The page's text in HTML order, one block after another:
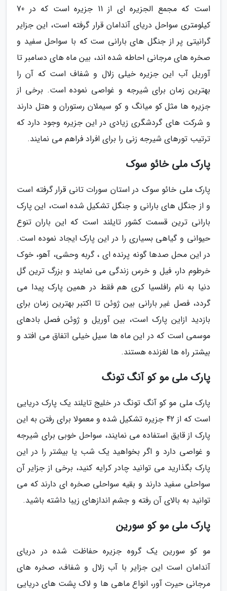
است که مجمع الجزیره ای از 11 جزیره است که در 70
کیلومتری سواحل دریای آندامان قرار گرفته است، این جزایر
گرانیتی پر از جنگل های بارانی ست که با سواحل سفید و
صخره های مرجانی احاطه شده اند، بین ماه های دسامبر تا
آوریل آب این جزیره خیلی زلال و شفاف است که آن را
بهترین زمان برای شیرجه و غواصی نموده است. برخی از
جزیره ها مثل کو میانگ و کو سیملان رستوران و هتل دارند
و شرکت های گردشگری زیادی در این جزیره وجود دارد که
ترتیب تورهای شیرجه زنی را برای افراد فراهم می نمایند.
پارک ملی خائو سوک
پارک ملی خائو سوک در استان سورات تانی قرار گرفته است
و از جنگل های بارانی و جنگل تشکیل شده است، این پارک
بارانی ترین قسمت کشور تایلند است که این باران تنوع
حیوانی و گیاهی بسیاری را در این پارک ایجاد نموده است.
در این محل صدها گونه پرنده ای ، گربه وحشی، آهو، خوک
خرطوم دار، فیل و خرس زندگی می نمایند و بزرگ ترین گل
دنیا به نام رافلسیا کری هم فقط در همین پارک پیدا می
گردد، فصل غیر بارانی بین ژوئن تا اکتبر بهترین زمان برای
بازدید ازاین پارک است، بین آوریل و ژوئن فصل بادهای
موسمی است که در این ماه ها سیل خیلی اتفاق می افتد و
بیشتر راه ها لغزنده هستند.
پارک ملی مو کو آنگ تونگ
پارک ملی مو کو آنگ تونگ در خلیج تایلند یک پارک دریایی
است که از 42 جزیره تشکیل شده و معمولا برای رفتن به این
پارک از قایق استفاده می نمایند، سواحل خوبی برای شیرجه
و غواصی دارد و اگر بخواهید یک شب یا بیشتر را در این
پارک بگذارید می توانید چادر کرایه کنید، برخی از جزایر آن
سواحلی سفید دارند و بقیه سواحلی صخره ای دارند که می
توانید به بالای آن رفته و جشم اندازهای زیبا داشته باشید.
پارک ملی مو کو سورین
مو کو سورین یک گروه جزیره حفاظت شده در دریای
آندامان است این جزایر با آب زلال و شفاف، صخره های
مرجانی حیرت آور، انواع ماهی ها و لاک پشت های دریایی